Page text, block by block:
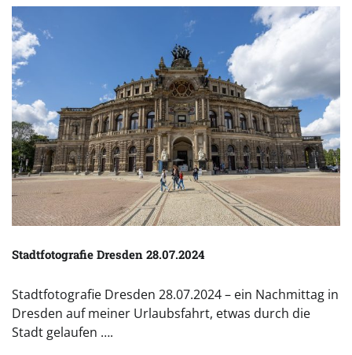
Stadtfotografie Dresden 28.07.2024
Stadtfotografie Dresden 28.07.2024 – ein Nachmittag in
Dresden auf meiner Urlaubsfahrt, etwas durch die
Stadt gelaufen ….